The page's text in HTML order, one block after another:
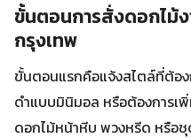
ขั้นตอนการสั่งดอกไม้ง
กรุงเทพ
ขั้นตอนแรกคือแจ้งสไตล์ที่ต้อง
ดำแบบมินิมอล หรือต้องการเ
ดอกไม้หน้าหีบ พวงหรีด หรือชุ